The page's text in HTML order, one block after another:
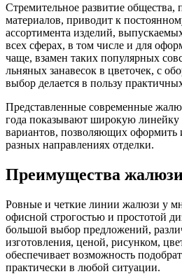
Стремительное развитие общества,
материалов, приводит к
ассортимента изделий,
всех сферах, в том числе и для
чаще, взамен таких популярных
льняных занавесок в цветочек, с
выбор делается в пользу
Представленные современные
года показывают широкую линейку
вариантов, позволяющих оформить
разных направлениях отделки.
Преимущества
Ровные и четкие линии жалюзи у
офисной строгостью и простотой
большой выбор предложений,
изготовления, ценой, рисунком,
обеспечивает возможность
практически в любой ситуации.